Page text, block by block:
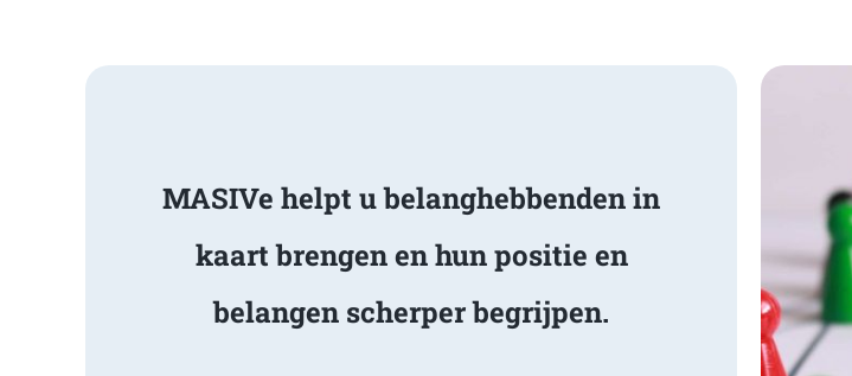
MASIVe helpt u belanghebbenden in
kaart brengen en hun positie en
belangen scherper begrijpen.